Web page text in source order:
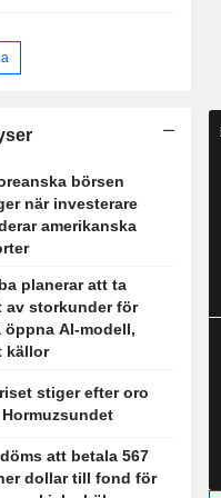
börsen
när investerare
amerikanska
planerar att ta
av storkunder för
öppna AI-modell,
källor
stiger efter oro
att betala 567
dollar till fond för